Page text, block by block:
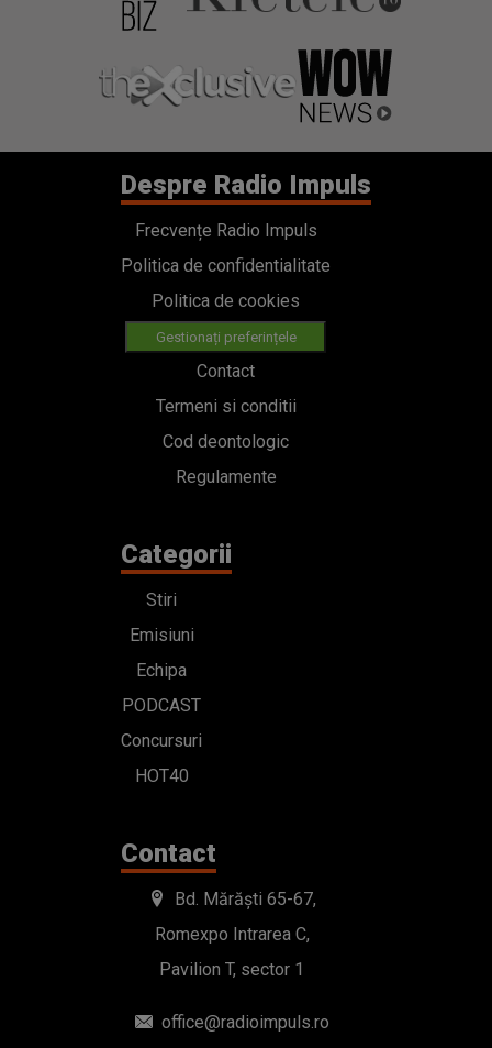
Despre Radio Impuls
Frecvențe Radio Impuls
Politica de confidentialitate
Politica de cookies
Gestionați preferințele
Contact
Termeni si conditii
Cod deontologic
Regulamente
Categorii
Stiri
Emisiuni
Echipa
PODCAST
Concursuri
HOT40
Contact
Bd. Mărăști 65-67,
Romexpo Intrarea C,
Pavilion T, sector 1
office@radioimpuls.ro